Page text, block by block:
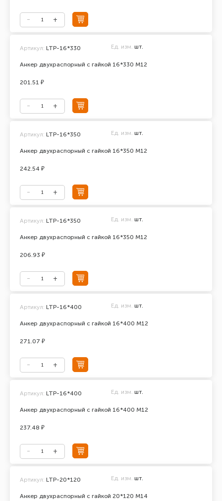
Анкер двухраспорный с гайкой 16*330 М12
Артикул: LTP-16*330 Ед. изм. шт.
201.51 ₽
Анкер двухраспорный с гайкой 16*350 М12
Артикул: LTP-16*350 Ед. изм. шт.
242.54 ₽
Анкер двухраспорный с гайкой 16*350 М12
Артикул: LTP-16*350 Ед. изм. шт.
206.93 ₽
Анкер двухраспорный с гайкой 16*400 М12
Артикул: LTP-16*400 Ед. изм. шт.
271.07 ₽
Анкер двухраспорный с гайкой 16*400 М12
Артикул: LTP-16*400 Ед. изм. шт.
237.48 ₽
Анкер двухраспорный с гайкой 20*120 М14
Артикул: LTP-20*120 Ед. изм. шт.